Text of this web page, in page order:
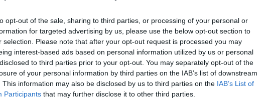
opt-out of the sale, sharing to third parties, or processing of your personal or
for targeted advertising by us, please use the below opt-out section to
selection. Please note that after your opt-out request is processed you may
interest-based ads based on personal information utilized by us or personal
to third parties prior to your opt-out. You may separately opt-out of the
of your personal information by third parties on the IAB’s list of downstream
This information may also be disclosed by us to third parties on the IAB’s List of
Participants that may further disclose it to other third parties.
emèrit.
un congrés així?
Col·legi d’Economistes i no sé per què s’ha
que el quart congrés fos dintre de 10 anys.